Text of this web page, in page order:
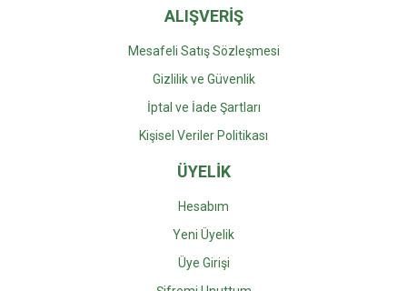
ALIŞVERİŞ
Mesafeli Satış Sözleşmesi
Gizlilik ve Güvenlik
İptal ve İade Şartları
Kişisel Veriler Politikası
ÜYELİK
Hesabım
Yeni Üyelik
Üye Girişi